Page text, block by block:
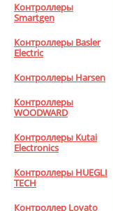
Контроллеры
Smartgen
Контроллеры Basler
Electric
Контроллеры Harsen
Контроллеры
WOODWARD
Контроллеры Kutai
Electronics
Контроллеры HUEGLI
TECH
Контроллер Lovato